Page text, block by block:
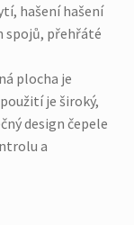
hašení hašení
spojů, přehřáté
plocha je
je široký,
design čepele
a